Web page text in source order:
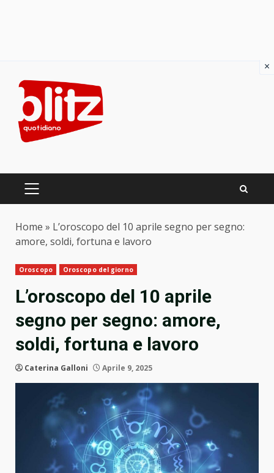
content
PRIMARY
Home » L’oroscopo del 10 aprile segno per segno:
amore, soldi, fortuna e lavoro
Oroscopo Oroscopo del giorno
L’oroscopo del 10 aprile
segno per segno: amore,
soldi, fortuna e lavoro
Caterina Galloni Aprile 9, 2025
×